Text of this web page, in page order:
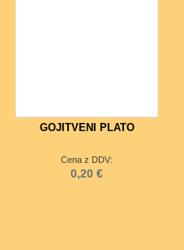
GOJITVENI PLATO
Cena z DDV:
0,20 €